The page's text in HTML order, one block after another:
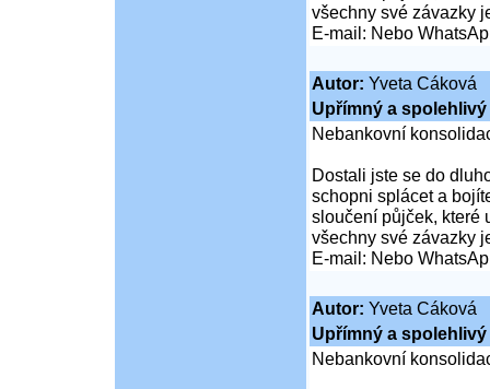
všechny své závazky
E-mail: Nebo
Autor: Yveta Cáková
Upřímný a
Nebankovní
Dostali jste se do
schopni splácet a
sloučení půjček, které
všechny své závazky
E-mail: Nebo
Autor: Yveta Cáková
Upřímný a
Nebankovní